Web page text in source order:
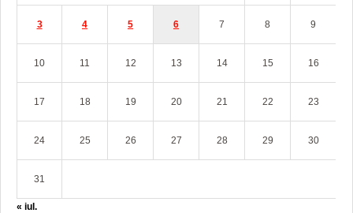
3 4 5 6 7 8 9
10 11 12 13 14 15 16
17 18 19 20 21 22 23
24 25 26 27 28 29 30
31
« iul.